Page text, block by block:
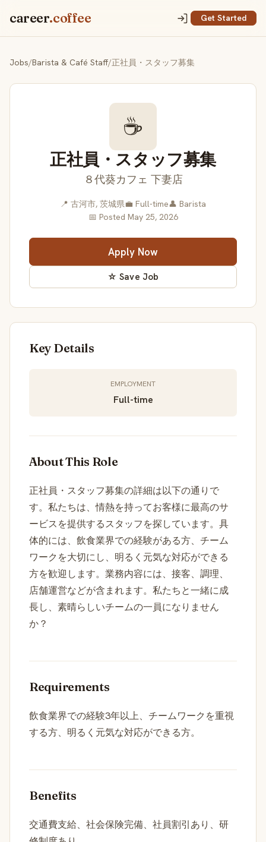
career.coffee Get Started
Jobs/Barista & Café Staff/正社員・スタッフ募集
☕
正社員・スタッフ募集
８代葵カフェ 下妻店
📍 古河市, 茨城県💼 Full-time👤 Barista
📅 Posted May 25, 2026
Apply Now
☆ Save Job
Key Details
EMPLOYMENT
Full-time
About This Role
正社員・スタッフ募集の詳細は以下の通りで
す。私たちは、情熱を持ってお客様に最高のサ
ービスを提供するスタッフを探しています。具
体的には、飲食業界での経験がある方、チーム
ワークを大切にし、明るく元気な対応ができる
方を歓迎します。業務内容には、接客、調理、
店舗運営などが含まれます。私たちと一緒に成
長し、素晴らしいチームの一員になりません
か？
Requirements
飲食業界での経験3年以上、チームワークを重視
する方、明るく元気な対応ができる方。
Benefits
交通費支給、社会保険完備、社員割引あり、研